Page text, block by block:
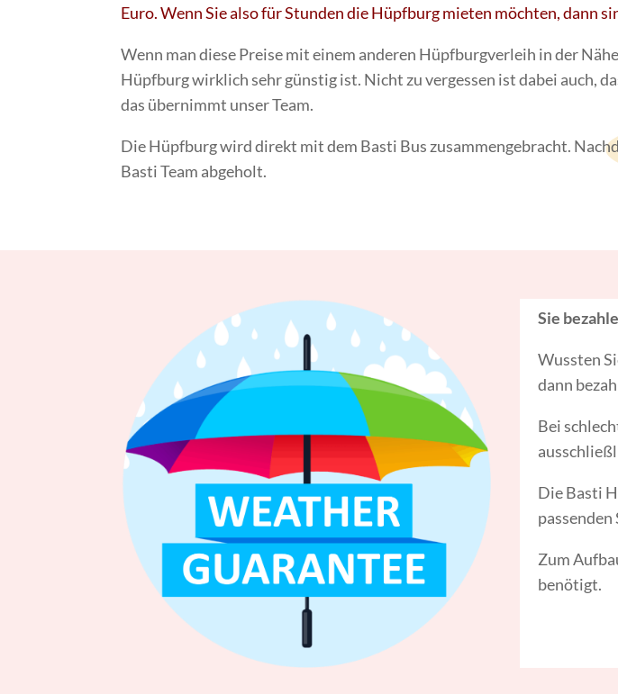
Euro. Wenn Sie also für Stunden die Hüpfburg mieten möchten, dann
Wenn man diese Preise mit einem anderen Hüpfburgverleih in der
Hüpfburg wirklich sehr günstig ist. Nicht zu vergessen ist dabei auch,
das übernimmt unser Team.
Die Hüpfburg wird direkt mit dem Basti Bus zusammengebracht.
Basti Team abgeholt.
Sie
Wussten
dann
Bei
Die Basti
Zum
benötigt.